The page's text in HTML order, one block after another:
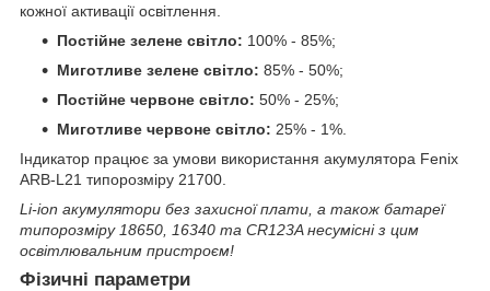
кожної активації освітлення.
Постійне зелене світло: 100% - 85%;
Миготливе зелене світло: 85% - 50%;
Постійне червоне світло: 50% - 25%;
Миготливе червоне світло: 25% - 1%.
Індикатор працює за умови використання акумулятора Fenix
ARB-L21 типорозміру 21700.
Li-ion акумулятори без захисної плати, а також батареї
типорозміру 18650, 16340 та CR123A несумісні з цим
освітлювальним пристроєм!
Фізичні параметри